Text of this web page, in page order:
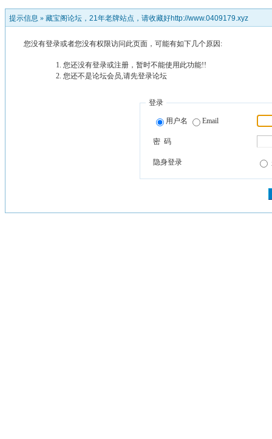
提示信息 » 藏宝阁论坛，21年老牌站点，请收藏好http://www.0409179.xyz
您没有登录或者您没有权限访问此页面，可能有如下几个原因:
您还没有登录或注册，暂时不能使用此功能!!
您还不是论坛会员,请先登录论坛
登录
用户名 Email
密 码
隐身登录